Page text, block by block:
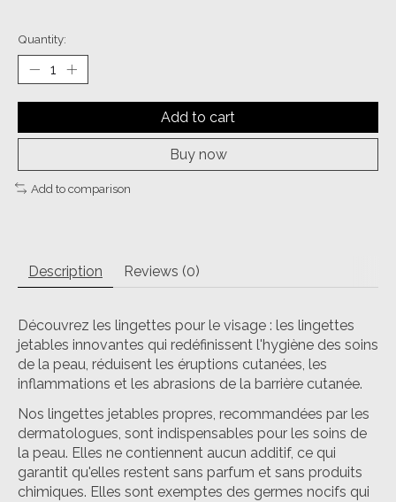
Quantity:
Add to cart
Buy now
Add to comparison
Description Reviews (0)
Découvrez les lingettes pour le visage : les lingettes
jetables innovantes qui redéfinissent l'hygiène des soins
de la peau, réduisent les éruptions cutanées, les
inflammations et les abrasions de la barrière cutanée.
Nos lingettes jetables propres, recommandées par les
dermatologues, sont indispensables pour les soins de
la peau. Elles ne contiennent aucun additif, ce qui
garantit qu'elles restent sans parfum et sans produits
chimiques. Elles sont exemptes des germes nocifs qui